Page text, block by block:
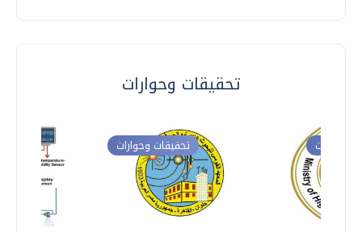
تحقيقات وحوارات
تحقيقات وحوارات وحوارات